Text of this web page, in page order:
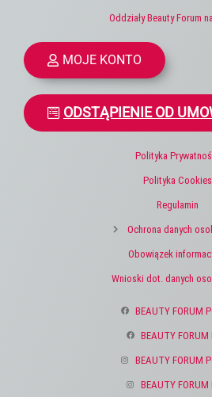
Oddziały Beauty Forum
MOJE KONTO
ODSTĄPIENIE OD
Polityka
Polityka Cookies
Regulamin
Ochrona danych
Obowiązek
Wnioski dot. danych
BEAUTY FORUM
BEAUTY FORUM
BEAUTY FORUM
BEAUTY FORUM